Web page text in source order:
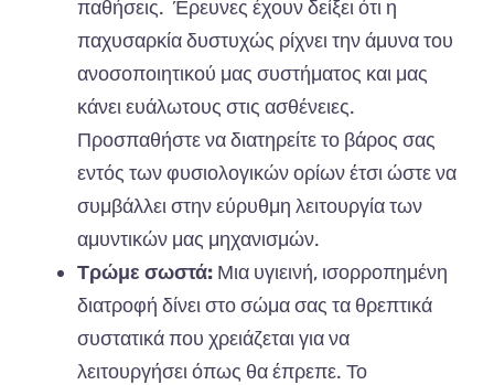
παθήσεις. Έρευνες έχουν δείξει ότι η
παχυσαρκία δυστυχώς ρίχνει την άμυνα του
ανοσοποιητικού μας συστήματος και μας
κάνει ευάλωτους στις ασθένειες.
Προσπαθήστε ναδιατηρείτε το βάρος σας
εντός των φυσιολογικών ορίων έτσι ώστε να
συμβάλλει στην εύρυθμη λειτουργία των
αμυντικών μας μηχανισμών.
Τρώμε σωστά: Μια υγιεινή, ισορροπημένη
διατροφή δίνει στο σώμα σας τα θρεπτικά
συστατικά που χρειάζεται για να
λειτουργήσει όπως θα έπρεπε. Το